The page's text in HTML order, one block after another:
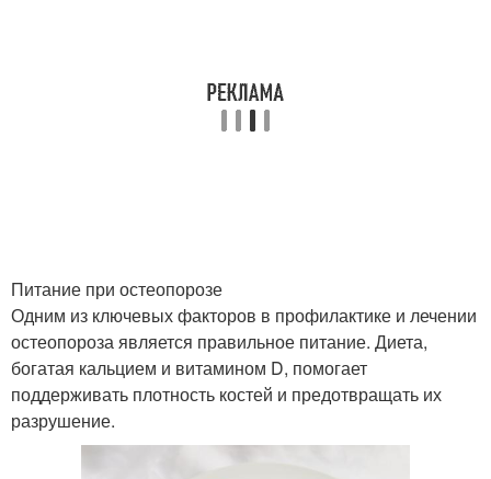
Безоперационное
лечение
Консервативное
лечение
Питание при остеопорозе
Одним из ключевых факторов в профилактике и лечении
остеопороза является правильное питание. Диета,
богатая кальцием и витамином D, помогает
поддерживать плотность костей и предотвращать их
разрушение.